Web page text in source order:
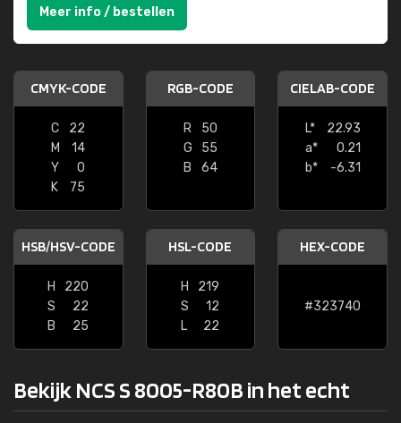
Meer info / bestellen
CMYK-CODE
C
22
M
14
Y
0
K
75
RGB-CODE
R
50
G
55
B
64
CIELAB-CODE
L*
22.93
a*
0.21
b*
-6.31
HSB/HSV-CODE
H
220
S
22
B
25
HSL-CODE
H
219
S
12
L
22
HEX-CODE
#323740
Bekijk NCS S 8005-R80B in het echt